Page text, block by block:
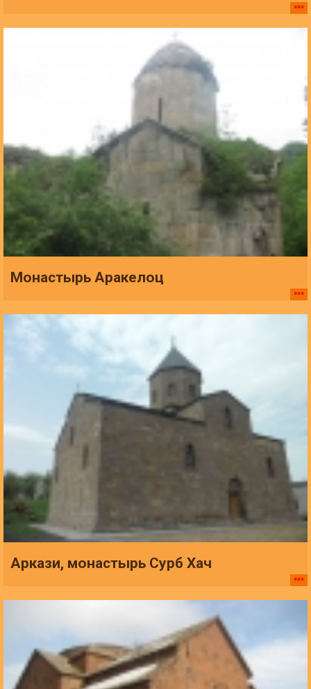
Монастырь Аракелоц
Аркази, монастырь Сурб Хач